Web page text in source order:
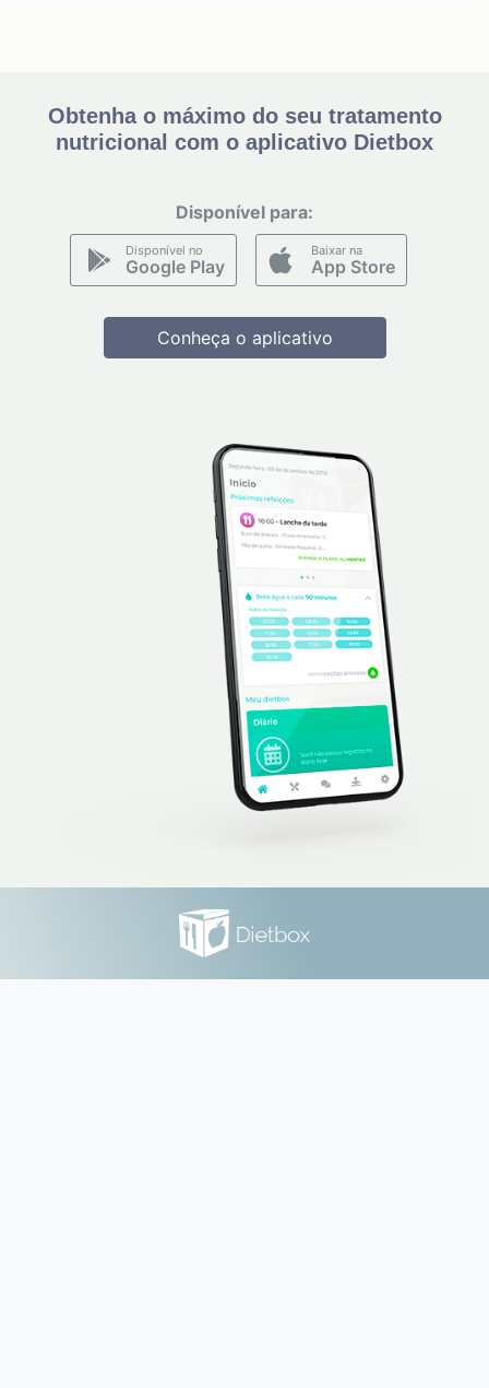
Obtenha o máximo do seu tratamento
nutricional com o aplicativo Dietbox
Disponível para:
Disponível no
Google Play
Baixar na
App Store
Conheça o aplicativo